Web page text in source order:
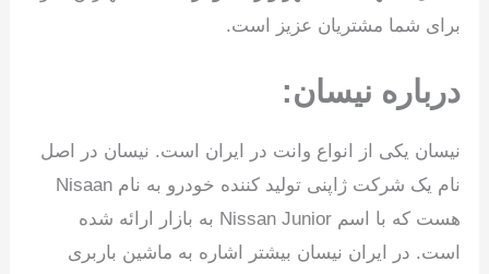
برای شما مشتریان عزیز است.
درباره نیسان:
نیسان یکی از انواع وانت در ایران است. نیسان در اصل
نام یک شرکت ژاپنی تولید کننده خودرو به نام Nisaan
هست که با اسم Nissan Junior به بازار ارائه شده
است. در ایران نیسان بیشتر اشاره به ماشین باربری